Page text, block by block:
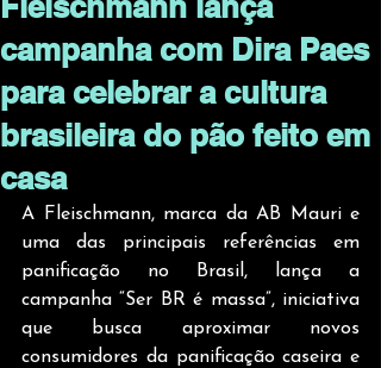
campanha com Dira Paes
para celebrar a cultura
brasileira do pão feito em
casa
A Fleischmann, marca da AB Mauri e
uma das principais referências em
panificação no Brasil, lança a
campanha “Ser BR é massa”, iniciativa
que busca aproximar novos
consumidores da panificação caseira e